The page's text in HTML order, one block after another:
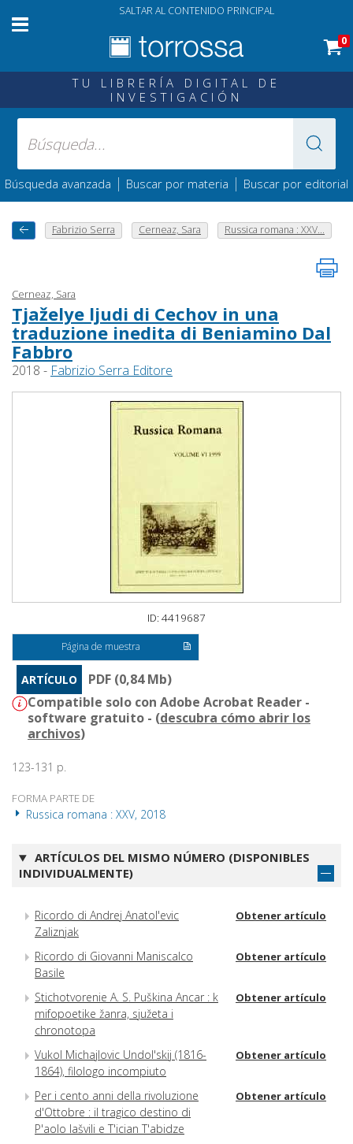
SALTAR AL CONTENIDO PRINCIPAL
0
TU LIBRERÍA DIGITAL DE
INVESTIGACIÓN
Búsqueda avanzada | Buscar por materia | Buscar por editorial
Fabrizio Serra Cerneaz, Sara Russica romana : XXV...
Cerneaz, Sara
Tjaželye ljudi di Cechov in una
traduzione inedita di Beniamino Dal
Fabbro
2018 - Fabrizio Serra Editore
ID: 4419687
Página de muestra
ARTÍCULO
PDF (0,84 Mb)
Compatible solo con Adobe Acrobat Reader -
software gratuito - (descubra cómo abrir los
archivos)
123-131 p.
FORMA PARTE DE
Russica romana : XXV, 2018
ARTÍCULOS DEL MISMO NÚMERO (DISPONIBLES
INDIVIDUALMENTE)
Ricordo di Andrej Anatol'evic
Zaliznjak
Obtener artículo
Ricordo di Giovanni Maniscalco
Basile
Obtener artículo
Stichotvorenie A. S. Puškina Ancar : k
mifopoetike žanra, sjužeta i
chronotopa
Obtener artículo
Vukol Michajlovic Undol'skij (1816-
1864), filologo incompiuto
Obtener artículo
Per i cento anni della rivoluzione
d'Ottobre : il tragico destino di
P'aolo Iašvili e T'ician T'abidze
Obtener artículo